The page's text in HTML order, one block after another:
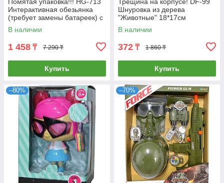
Помятая упаковка!!! HG-713
Интерактивная обезьянка
(требует замены батареек) с
площадкой для игры 24*31
В наличии
1 458 ₸ 7 290 ₸
Купить
Трещина на корпусе! DF-99
Шнуровка из дерева
"Животные" 18*17см
В наличии
372 ₸ 1 860 ₸
Купить
–80% –70%